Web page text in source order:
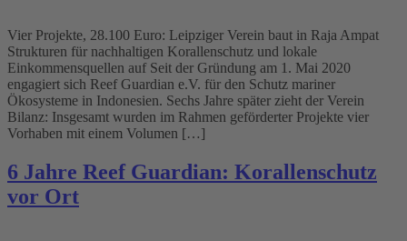
Vier Projekte, 28.100 Euro: Leipziger Verein baut in Raja Ampat
Strukturen für nachhaltigen Korallenschutz und lokale
Einkommensquellen auf Seit der Gründung am 1. Mai 2020
engagiert sich Reef Guardian e.V. für den Schutz mariner
Ökosysteme in Indonesien. Sechs Jahre später zieht der Verein
Bilanz: Insgesamt wurden im Rahmen geförderter Projekte vier
Vorhaben mit einem Volumen […]
6 Jahre Reef Guardian: Korallenschutz
vor Ort